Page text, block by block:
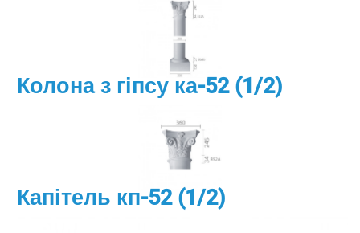
Колона з гіпсу ка-52 (1/2)
Капітель кп-52 (1/2)